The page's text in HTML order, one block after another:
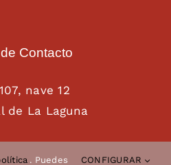
Contacto
nave 12
de La Laguna
. Puedes CONFIGURAR